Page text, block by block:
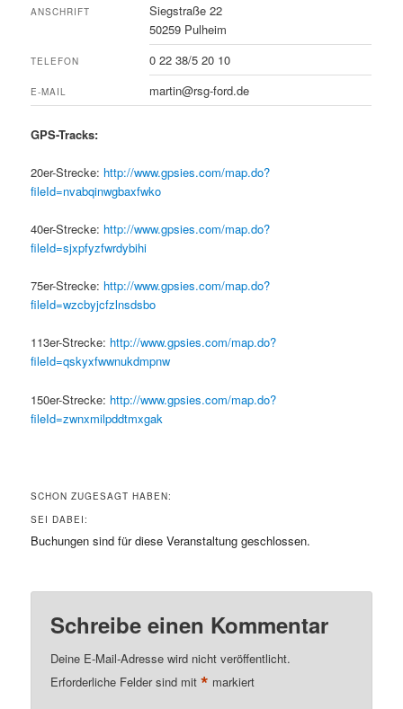
ANSCHRIFT
Siegstraße 22
50259 Pulheim
TELEFON 0 22 38/5 20 10
E-MAIL martin@rsg-ford.de
GPS-Tracks:
20er-Strecke: http://www.gpsies.com/map.do?
fileId=nvabqinwgbaxfwko
40er-Strecke: http://www.gpsies.com/map.do?
fileId=sjxpfyzfwrdybihi
75er-Strecke: http://www.gpsies.com/map.do?
fileId=wzcbyjcfzlnsdsbo
113er-Strecke: http://www.gpsies.com/map.do?
fileId=qskyxfwwnukdmpnw
150er-Strecke: http://www.gpsies.com/map.do?
fileId=zwnxmilpddtmxgak
SCHON ZUGESAGT HABEN:
SEI DABEI:
Buchungen sind für diese Veranstaltung geschlossen.
Schreibe einen Kommentar
Deine E-Mail-Adresse wird nicht veröffentlicht.
Erforderliche Felder sind mit* markiert